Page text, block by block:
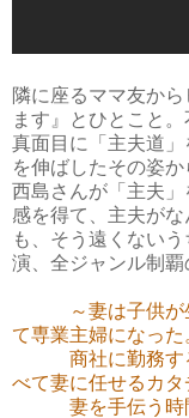
隣に座るママ友か
ます』とひとこと
真面目に「主夫道
を伸ばしたその姿か
西島さんが「主夫
感を得て、主夫が
も、そう遠くない
演、全ジャンル制覇
～妻は子供
て専業主婦になった
商社に勤務する
べて妻に任せるカタ
妻を手伝う時間